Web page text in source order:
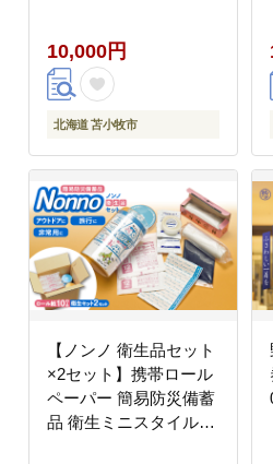
10,000円
北海道 苫小牧市
【ノンノ 衛生品セット
×2セット】携帯ロール
ペーパー 簡易防災備蓄
品 衛生ミニスタイル